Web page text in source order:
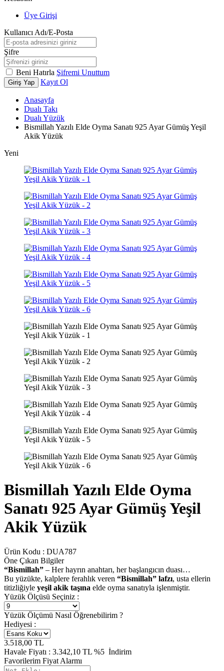
Üye Girişi
Kullanıcı Adı/E-Posta
Şifre
Beni Hatırla Şifremi Unuttum
Giriş Yap Kayıt Ol
Anasayfa
Dualı Takı
Dualı Yüzük
Bismillah Yazılı Elde Oyma Sanatı 925 Ayar Gümüş Yeşil
Akik Yüzük
Yeni
Bismillah Yazılı Elde Oyma
Sanatı 925 Ayar Gümüş Yeşil
Akik Yüzük
Ürün Kodu : DUA787
Öne Çıkan Bilgiler
“Bismillah” – Her hayrın anahtarı, her başlangıcın duası…
Bu yüzükte, kalplere ferahlık veren “Bismillah” lafzı, usta ellerin
titizliğiyle yeşil akik taşına elde oyma sanatıyla işlenmiştir.
Yüzük Ölçüsü Seçiniz :
Yüzük Ölçümü Nasıl Öğrenebilirim ?
Hediyesi :
3.518,00 TL
Havale Fiyatı : 3.342,10 TL %5 İndirim
Favorilerim Fiyat Alarmı